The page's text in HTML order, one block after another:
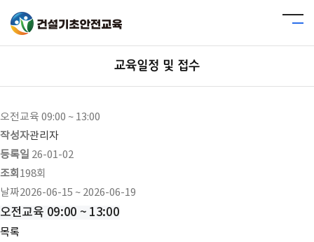
교육일정 및 접수
오전교육 09:00 ~ 13:00
작성자관리자
등록일 26-01-02
조회 198회
날짜2026-06-15 ~ 2026-06-19
오전교육 09:00 ~ 13:00
목록